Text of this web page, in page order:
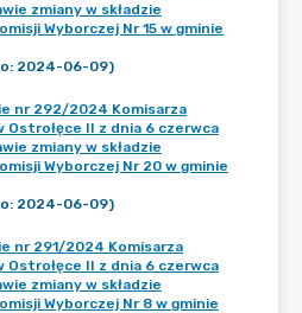
zmiany w składzie
Wyborczej Nr 15 w gminie
2024-06-09)
nr 292/2024 Komisarza
Ostrołęce II z dnia 6 czerwca
zmiany w składzie
Wyborczej Nr 20 w gminie
2024-06-09)
nr 291/2024 Komisarza
Ostrołęce II z dnia 6 czerwca
zmiany w składzie
Wyborczej Nr 8 w gminie